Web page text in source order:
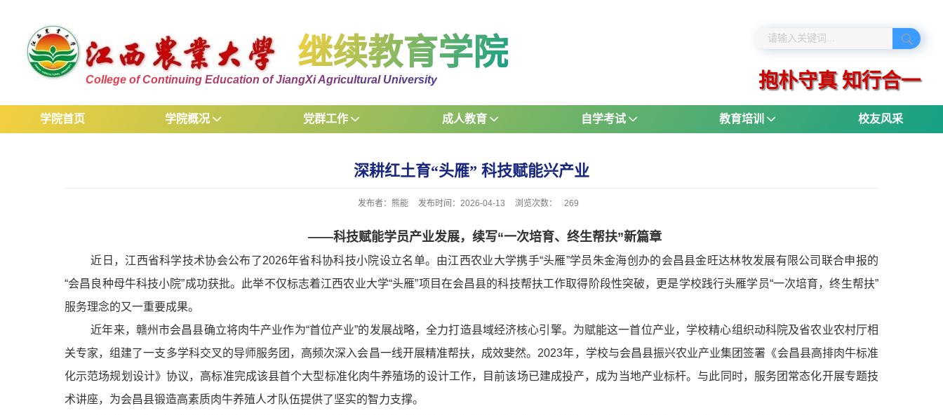
继续教育学院
抱朴守真 知行合一
College of Continuing Education of JiangXi Agricultural University
学院首页 学院概况 党群工作 成人教育 自学考试 教育培训 校友风采
深耕红土育“头雁” 科技赋能兴产业
发布者：熊能 发布时间：2026-04-13 浏览次数： 269
——科技赋能学员产业发展，续写“一次培育、终生帮扶”新篇章
近日，江西省科学技术协会公布了2026年省科协科技小院设立名单。由江西农业大学携手“头雁”学员朱金海创办的会昌县金旺达林牧发展有限公司联合申报的
“会昌良种母牛科技小院”成功获批。此举不仅标志着江西农业大学“头雁”项目在会昌县的科技帮扶工作取得阶段性突破，更是学校践行头雁学员“一次培育，终生帮扶”
服务理念的又一重要成果。
近年来，赣州市会昌县确立将肉牛产业作为“首位产业”的发展战略，全力打造县域经济核心引擎。为赋能这一首位产业，学校精心组织动科院及省农业农村厅相
关专家，组建了一支多学科交叉的导师服务团，高频次深入会昌一线开展精准帮扶，成效斐然。2023年，学校与会昌县振兴农业产业集团签署《会昌县高排肉牛标准
化示范场规划设计》协议，高标准完成该县首个大型标准化肉牛养殖场的设计工作，目前该场已建成投产，成为当地产业标杆。与此同时，服务团常态化开展专题技
术讲座，为会昌县锻造高素质肉牛养殖人才队伍提供了坚实的智力支撑。